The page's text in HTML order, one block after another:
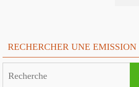
RECHERCHER UNE EMISSION